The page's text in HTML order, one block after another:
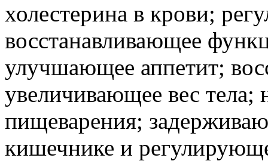
холестерина в крови;
восстанавливающее
улучшающее аппетит;
увеличивающее вес
пищеварения;
кишечнике и